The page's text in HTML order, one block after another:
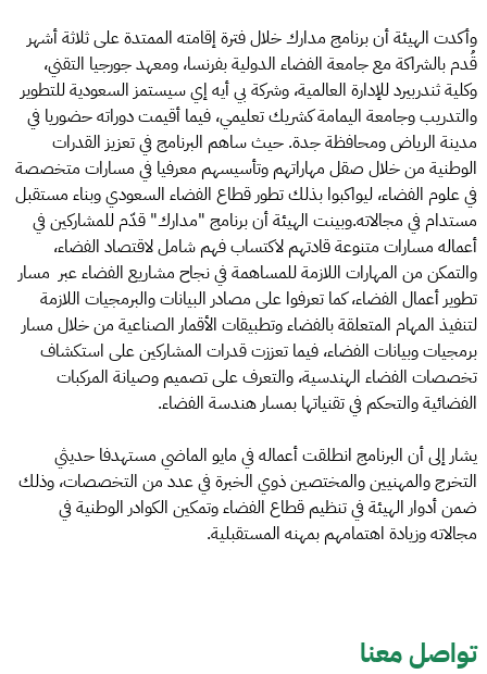
وأكدت الهيئة أن برنامج مدارك خلال فترة إقامته الممتدة على ثلاثة أشهر
قُدم بالشراكة مع جامعة الفضاء الدولية بفرنسا، ومعهد جورجيا التقني،
وكلية ثندربيرد للإدارة العالمية، وشركة بي أيه إي سيستمز السعودية للتطوير
والتدريب وجامعة اليمامة كشريك تعليمي، فيما أقيمت دوراته حضوريا في
مدينة الرياض ومحافظة جدة. حيث ساهم البرنامج في تعزيز القدرات
الوطنية من خلال صقل مهاراتهم وتأسيسهم معرفيا في مسارات متخصصة
في علوم الفضاء، ليواكبوا بذلك تطور قطاع الفضاء السعودي وبناء مستقبل
مستدام في مجالاته.وبينت الهيئة أن برنامج "مدارك" قدّم للمشاركين في
أعماله مسارات متنوعة قادتهم لاكتساب فهم شامل لاقتصاد الفضاء،
والتمكن من المهارات اللازمة للمساهمة في نجاح مشاريع الفضاء عبر مسار
تطوير أعمال الفضاء، كما تعرفوا على مصادر البيانات والبرمجيات اللازمة
لتنفيذ المهام المتعلقة بالفضاء وتطبيقات الأقمار الصناعية من خلال مسار
برمجيات وبيانات الفضاء، فيما تعززت قدرات المشاركين على استكشاف
تخصصات الفضاء الهندسية، والتعرف على تصميم وصيانة المركبات
الفضائية والتحكم في تقنياتها بمسار هندسة الفضاء.
يشار إلى أن البرنامج انطلقت أعماله في مايو الماضي مستهدفا حديثي
التخرج والمهنيين والمختصين ذوي الخبرة في عدد من التخصصات، وذلك
ضمن أدوار الهيئة في تنظيم قطاع الفضاء وتمكين الكوادر الوطنية في
مجالاته وزيادة اهتمامهم بمهنه المستقبلية.
تواصل معنا